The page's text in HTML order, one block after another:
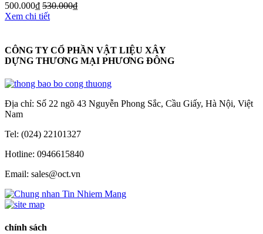
500.000₫ 530.000₫
Xem chi tiết
CÔNG TY CỔ PHẦN VẬT LIỆU XÂY
DỰNG THƯƠNG MẠI PHƯƠNG ĐÔNG
Địa chỉ: Số 22 ngõ 43 Nguyễn Phong Sắc, Cầu Giấy, Hà Nội, Việt
Nam
Tel: (024) 22101327
Hotline: 0946615840
Email: sales@oct.vn
chính sách